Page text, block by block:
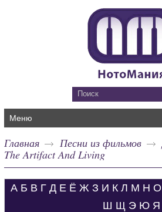
Меню
Главная Песни из фильмов
The Artifact And Living
А Б В Г Д Е Ё Ж З И К Л М Н О
Ш Щ Э Ю Я